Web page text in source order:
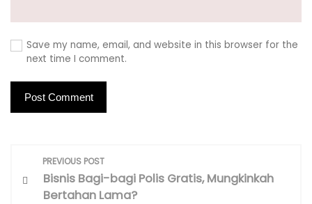
Save my name, email, and website in this browser for the
next time I comment.
PREVIOUS POST
Bisnis Bagi-bagi Polis Gratis, Mungkinkah
Bertahan Lama?